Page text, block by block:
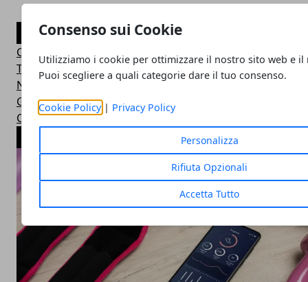
Consenso sui Cookie
Utilizziamo i cookie per ottimizzare il nostro sito web e il
Puoi scegliere a quali categorie dare il tuo consenso.
Cookie Policy| Privacy Policy
Personalizza
Rifiuta Opzionali
Accetta Tutto
CATEGORIE
Curiosità
Tecnologia
Novità
Giochi
Cellulari